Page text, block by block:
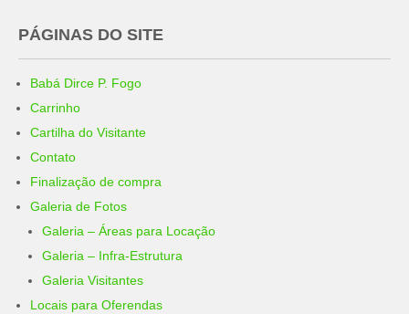
PÁGINAS DO SITE
Babá Dirce P. Fogo
Carrinho
Cartilha do Visitante
Contato
Finalização de compra
Galeria de Fotos
Galeria – Áreas para Locação
Galeria – Infra-Estrutura
Galeria Visitantes
Locais para Oferendas